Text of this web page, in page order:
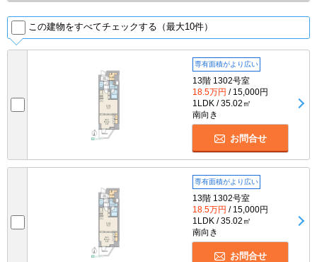
この建物をすべてチェックする（最大10件）
専有面積がより広い
13階 1302号室
18.5万円 / 15,000円
1LDK / 35.02㎡
南向き
お問合せ
専有面積がより広い
13階 1302号室
18.5万円 / 15,000円
1LDK / 35.02㎡
南向き
お問合せ